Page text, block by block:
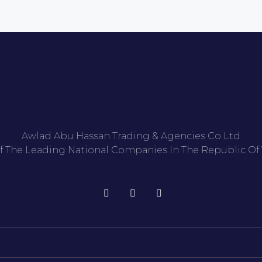
Awlad Abu Hassan Trading & Agencies Co Ltd
The Leading National Companies In The Republic Of